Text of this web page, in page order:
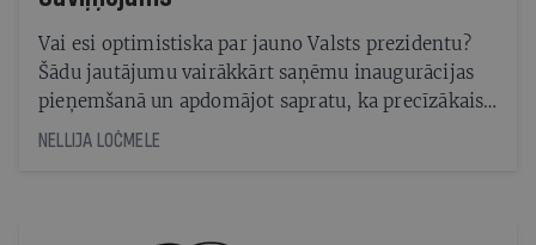
Vai esi optimistiska par jauno Valsts prezidentu?
Šādu jautājumu vairākkārt saņēmu inaugurācijas
pieņemšanā un apdomājot sapratu, ka precīzākais
apzīmējums būs — jūtos atvieglota.
NELLIJA LOČMELE